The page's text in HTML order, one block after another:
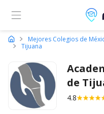
Mejores Colegios de
Tijuana
de
4.8